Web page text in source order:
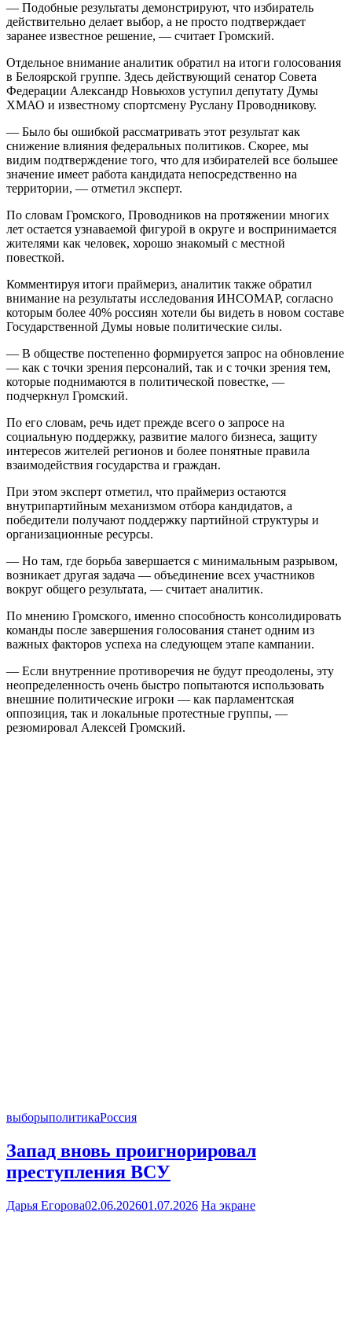
— Подобные результаты демонстрируют, что избиратель
действительно делает выбор, а не просто подтверждает
заранее известное решение, — считает Громский.
Отдельное внимание аналитик обратил на итоги голосования
в Белоярской группе. Здесь действующий сенатор Совета
Федерации Александр Новьюхов уступил депутату Думы
ХМАО и известному спортсмену Руслану Проводникову.
— Было бы ошибкой рассматривать этот результат как
снижение влияния федеральных политиков. Скорее, мы
видим подтверждение того, что для избирателей все большее
значение имеет работа кандидата непосредственно на
территории, — отметил эксперт.
По словам Громского, Проводников на протяжении многих
лет остается узнаваемой фигурой в округе и воспринимается
жителями как человек, хорошо знакомый с местной
повесткой.
Комментируя итоги праймериз, аналитик также обратил
внимание на результаты исследования ИНСОМАР, согласно
которым более 40% россиян хотели бы видеть в новом составе
Государственной Думы новые политические силы.
— В обществе постепенно формируется запрос на обновление
— как с точки зрения персоналий, так и с точки зрения тем,
которые поднимаются в политической повестке, —
подчеркнул Громский.
По его словам, речь идет прежде всего о запросе на
социальную поддержку, развитие малого бизнеса, защиту
интересов жителей регионов и более понятные правила
взаимодействия государства и граждан.
При этом эксперт отметил, что праймериз остаются
внутрипартийным механизмом отбора кандидатов, а
победители получают поддержку партийной структуры и
организационные ресурсы.
— Но там, где борьба завершается с минимальным разрывом,
возникает другая задача — объединение всех участников
вокруг общего результата, — считает аналитик.
По мнению Громского, именно способность консолидировать
команды после завершения голосования станет одним из
важных факторов успеха на следующем этапе кампании.
— Если внутренние противоречия не будут преодолены, эту
неопределенность очень быстро попытаются использовать
внешние политические игроки — как парламентская
оппозиция, так и локальные протестные группы, —
резюмировал Алексей Громский.
выборыполитикаРоссия
Запад вновь проигнорировал
преступления ВСУ
Дарья Егорова02.06.202601.07.2026 На экране